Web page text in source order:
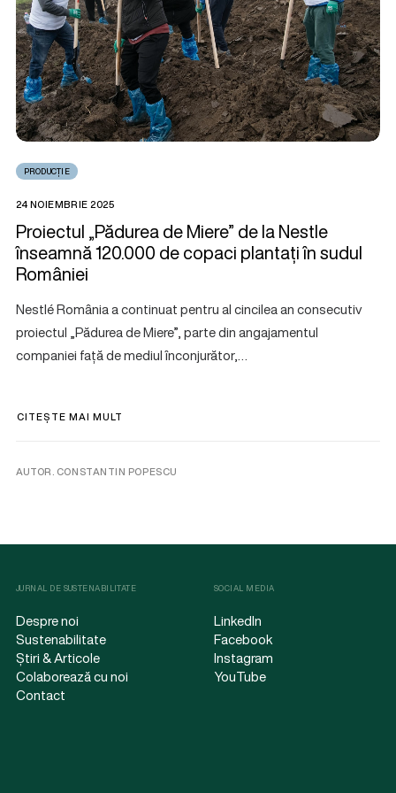
PRODUCȚIE
24 NOIEMBRIE 2025
Proiectul „Pădurea de Miere” de la Nestle
înseamnă 120.000 de copaci plantați în sudul
României
Nestlé România a continuat pentru al cincilea an consecutiv
proiectul „Pădurea de Miere”, parte din angajamentul
companiei față de mediul înconjurător,…
CITEȘTE MAI MULT
AUTOR. CONSTANTIN POPESCU
JURNAL DE SUSTENABILITATE
Despre noi
Sustenabilitate
Știri & Articole
Colaborează cu noi
Contact
SOCIAL MEDIA
LinkedIn
Facebook
Instagram
YouTube